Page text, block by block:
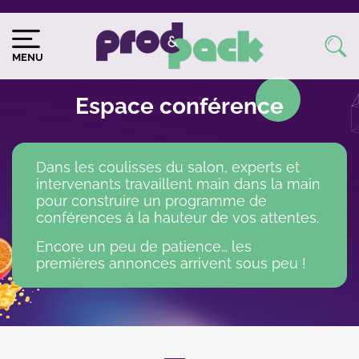
Aller
au
contenu
MENU
Image
du
Image
Espace conférence
Dans les coulisses du salon, experts et
intervenants travaillent main dans la main
pour construire un programme de
conférences à la hauteur de vos attentes.
Encore un peu de patience… les
premières annonces arrivent sous peu !